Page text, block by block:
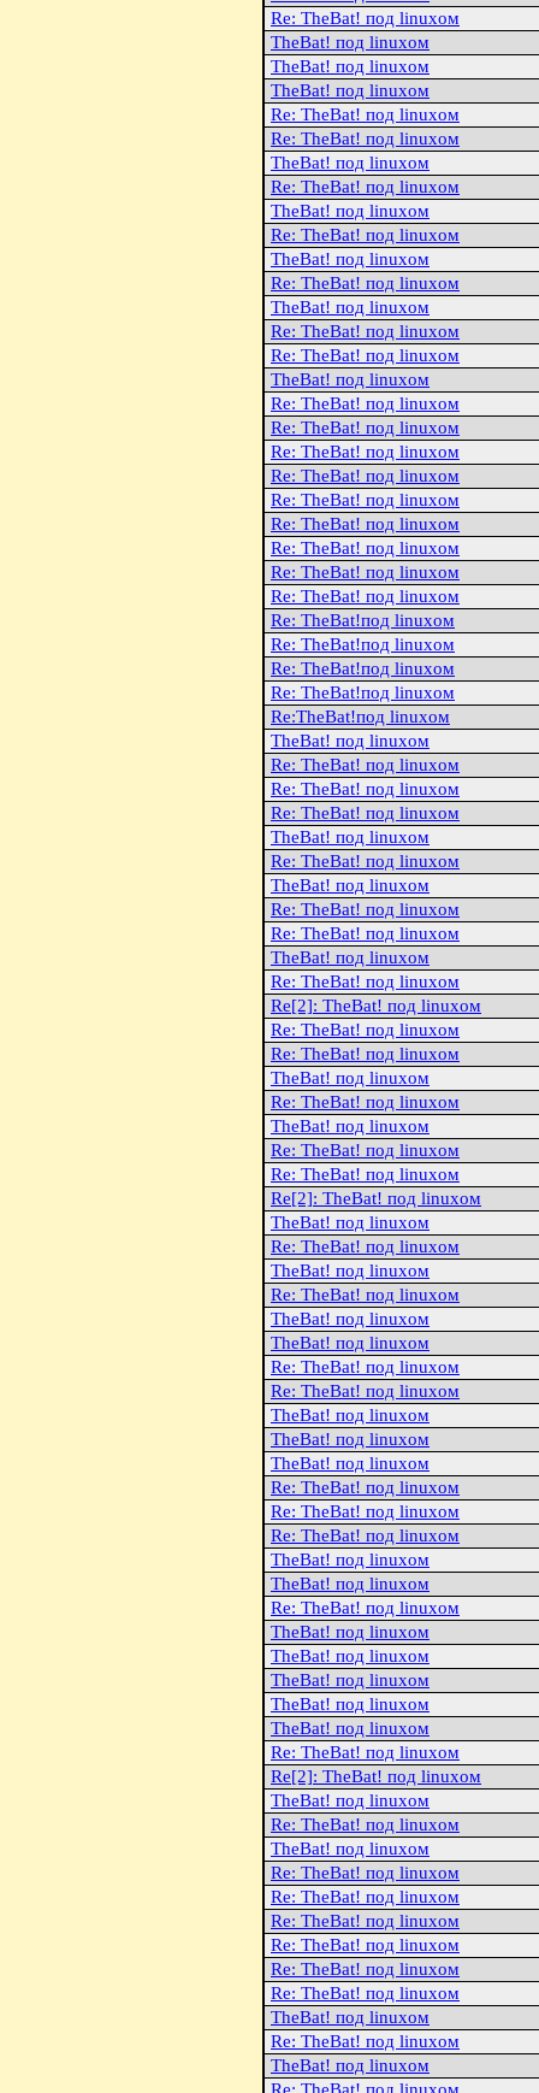
Re: TheBat! под linuxом
TheBat! под linuxом
TheBat! под linuxом
TheBat! под linuxом
Re: TheBat! под linuxом
Re: TheBat! под linuxом
TheBat! под linuxом
Re: TheBat! под linuxом
TheBat! под linuxом
Re: TheBat! под linuxом
TheBat! под linuxом
Re: TheBat! под linuxом
TheBat! под linuxом
Re: TheBat! под linuxом
Re: TheBat! под linuxом
TheBat! под linuxом
Re: TheBat! под linuxом
Re: TheBat! под linuxом
Re: TheBat! под linuxом
Re: TheBat! под linuxом
Re: TheBat! под linuxом
Re: TheBat! под linuxом
Re: TheBat! под linuxом
Re: TheBat! под linuxом
Re: TheBat! под linuxом
Re: TheBat!под linuxом
Re: TheBat!под linuxом
Re: TheBat!под linuxом
Re: TheBat!под linuxом
Re:TheBat!под linuxом
TheBat! под linuxом
Re: TheBat! под linuxом
Re: TheBat! под linuxом
Re: TheBat! под linuxом
TheBat! под linuxом
Re: TheBat! под linuxом
TheBat! под linuxом
Re: TheBat! под linuxом
Re: TheBat! под linuxом
TheBat! под linuxом
Re: TheBat! под linuxом
Re[2]: TheBat! под linuxом
Re: TheBat! под linuxом
Re: TheBat! под linuxом
TheBat! под linuxом
Re: TheBat! под linuxом
TheBat! под linuxом
Re: TheBat! под linuxом
Re: TheBat! под linuxом
Re[2]: TheBat! под linuxом
TheBat! под linuxом
Re: TheBat! под linuxом
TheBat! под linuxом
Re: TheBat! под linuxом
TheBat! под linuxом
TheBat! под linuxом
Re: TheBat! под linuxом
Re: TheBat! под linuxом
TheBat! под linuxом
TheBat! под linuxом
TheBat! под linuxом
Re: TheBat! под linuxом
Re: TheBat! под linuxом
Re: TheBat! под linuxом
TheBat! под linuxом
TheBat! под linuxом
Re: TheBat! под linuxом
TheBat! под linuxом
TheBat! под linuxом
TheBat! под linuxом
TheBat! под linuxом
TheBat! под linuxом
Re: TheBat! под linuxом
Re[2]: TheBat! под linuxом
TheBat! под linuxом
Re: TheBat! под linuxом
TheBat! под linuxом
Re: TheBat! под linuxом
Re: TheBat! под linuxом
Re: TheBat! под linuxом
Re: TheBat! под linuxом
Re: TheBat! под linuxом
Re: TheBat! под linuxом
TheBat! под linuxом
Re: TheBat! под linuxом
TheBat! под linuxом